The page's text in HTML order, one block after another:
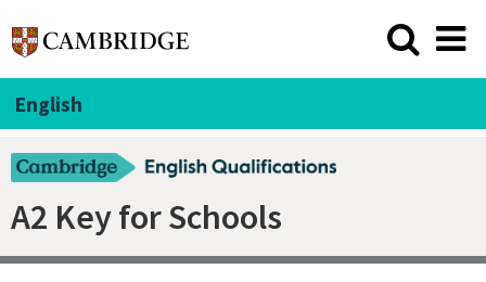
English
A2 Key for Schools